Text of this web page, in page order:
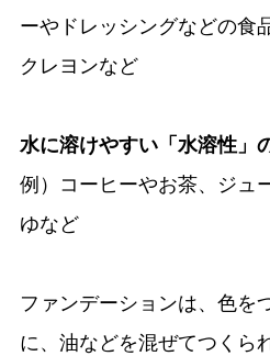
ーやドレッシングなどの食
クレヨンなど
水に溶けやすい「水溶性」
例）コーヒーやお茶、ジュ
ゆなど
ファンデーションは、色を
に、油などを混ぜてつくら